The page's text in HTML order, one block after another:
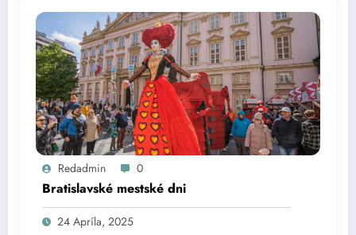
Redadmin 0
Bratislavské mestské dni
24 Apríla, 2025